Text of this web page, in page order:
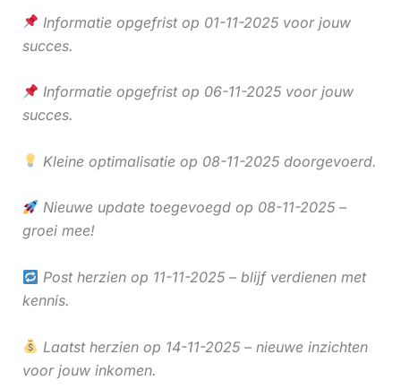
Informatie opgefrist op 01-11-2025 voor jouw
succes.
Informatie opgefrist op 06-11-2025 voor jouw
succes.
Kleine optimalisatie op 08-11-2025 doorgevoerd.
Nieuwe update toegevoegd op 08-11-2025 –
groei mee!
Post herzien op 11-11-2025 – blijf verdienen met
kennis.
Laatst herzien op 14-11-2025 – nieuwe inzichten
voor jouw inkomen.